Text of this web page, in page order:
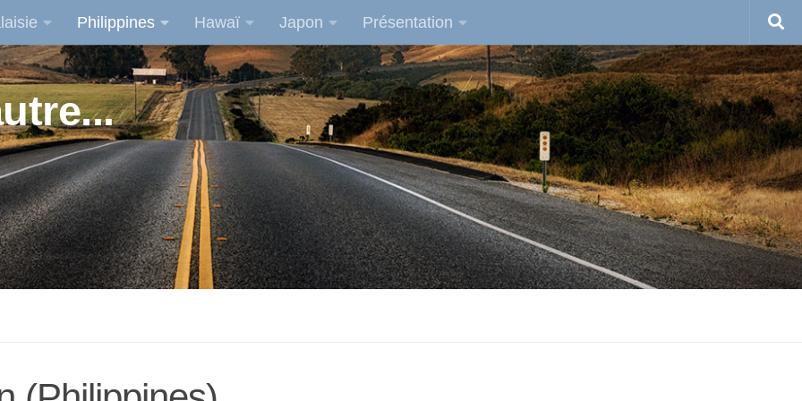
Philippines Hawaï Japon Présentation